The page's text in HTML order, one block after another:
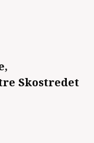
Skostredet